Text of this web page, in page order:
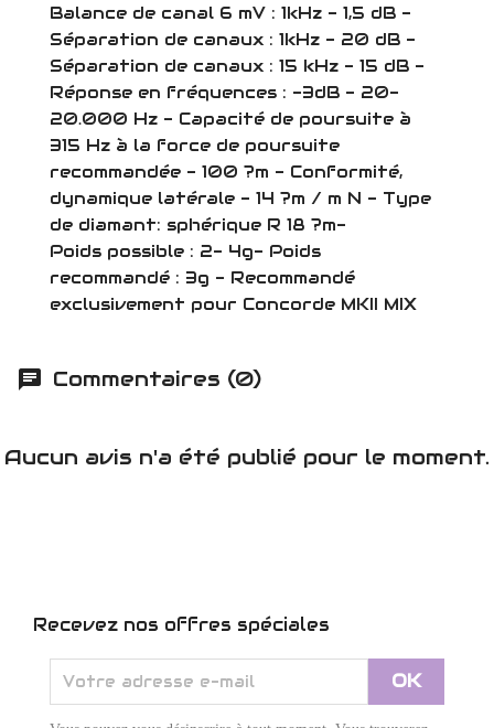
Balance de canal 6 mV : 1kHz - 1,5 dB -
Séparation de canaux : 1kHz - 20 dB -
Séparation de canaux : 15 kHz - 15 dB -
Réponse en fréquences : -3dB - 20-
20.000 Hz - Capacité de poursuite à
315 Hz à la force de poursuite
recommandée - 100 ?m - Conformité,
dynamique latérale - 14 ?m / m N - Type
de diamant: sphérique R 18 ?m-
Poids possible : 2- 4g- Poids
recommandé : 3g - Recommandé
exclusivement pour Concorde MKII MIX
Commentaires (0)
Aucun avis n'a été publié pour le moment.
Recevez nos offres spéciales